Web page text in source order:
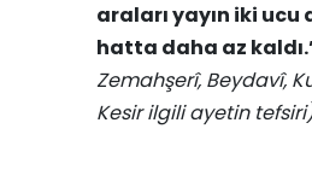
araları yayın iki ucu
hatta daha az
Zemahşerî, Beydavî,
Kesir ilgili ayetin